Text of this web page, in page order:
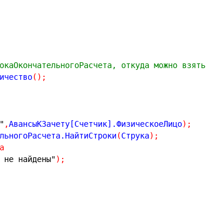
откуда можно
( ) ;
,АвансыКЗачету[Счетчик].ФизическоеЛицо) ;
(Струка) ;
не найдены") ;